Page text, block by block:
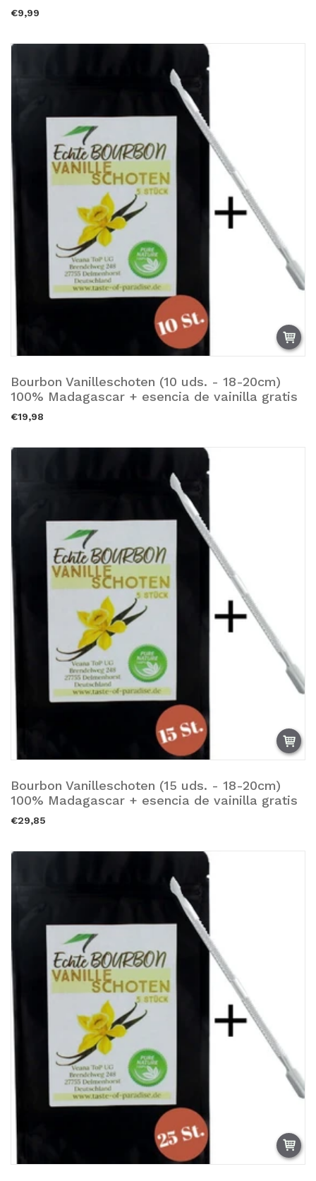
€9,99
Bourbon Vanilleschoten (10 uds. - 18-20cm)
100% Madagascar + esencia de vainilla gratis
Añadir a la cesta.
€19,98
Bourbon Vanilleschoten (15 uds. - 18-20cm)
100% Madagascar + esencia de vainilla gratis
Añadir a la cesta.
€29,85